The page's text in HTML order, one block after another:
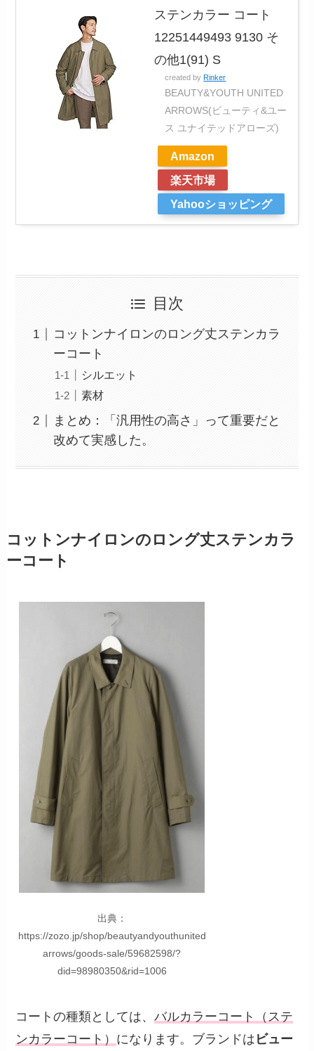
ステンカラー コート
12251449493 9130 そ
の他1(91) S
created by Rinker
BEAUTY&YOUTH UNITED
ARROWS(ビューティ&ユー
ス ユナイテッドアローズ)
Amazon
楽天市場
Yahooショッピング
目次
コットンナイロンのロング丈ステンカラ
ーコート
シルエット
素材
まとめ：「汎用性の高さ」って重要だと
改めて実感した。
コットンナイロンのロング丈ステンカラ
ーコート
出典：
https://zozo.jp/shop/beautyandyouthunited
arrows/goods-sale/59682598/?
did=98980350&rid=1006
コートの種類としては、バルカラーコート（ステ
ンカラーコート） になります。ブランドは ビュー